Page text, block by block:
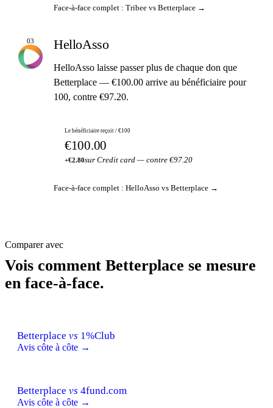
Face-à-face complet : Tribee vs Betterplace →
03 HelloAsso
HelloAsso laisse passer plus de chaque don que
Betterplace — €100.00 arrive au bénéficiaire pour
100, contre €97.20.
Le bénéficiaire reçoit / €100
€100.00
+€2.80sur Credit card — contre €97.20
Face-à-face complet : HelloAsso vs Betterplace →
Comparer avec
Vois comment Betterplace se mesure
en face-à-face.
Betterplace vs 1%Club
Avis côte à côte →
Betterplace vs 4fund.com
Avis côte à côte →